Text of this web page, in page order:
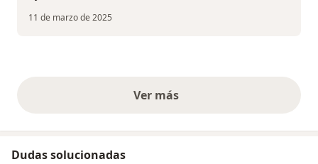
11 de marzo de 2025
Ver másopiniones anteriores
Dudas solucionadas